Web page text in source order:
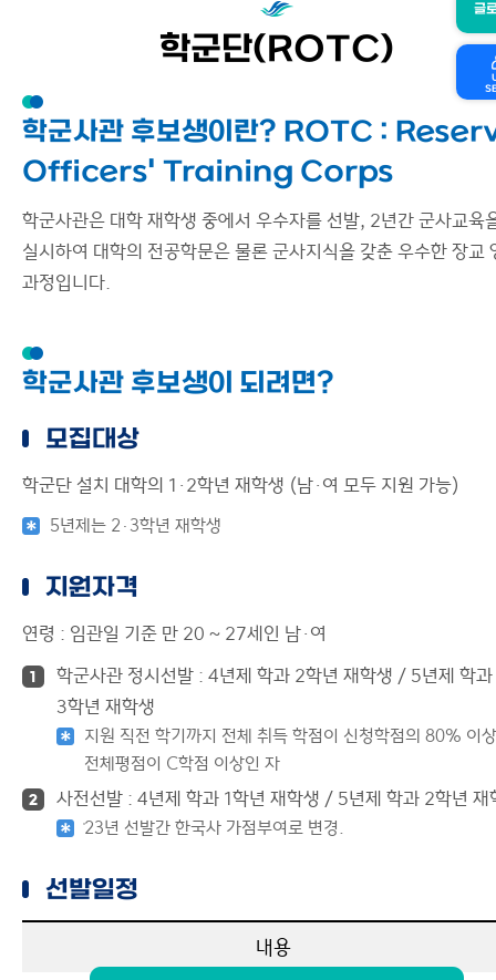
글
학군단(ROTC)
학군사관 후보생이란? ROTC :
Officers' Training Corps
학군사관은 대학 재학생 중에서 우수자를 선발, 2년간 군사교육
실시하여 대학의 전공학문은 물론 군사지식을 갖춘 우수한 장교
과정입니다.
학군사관 후보생이 되려면?
모집대상
학군단 설치 대학의 1·2학년 재학생 (남·여 모두 지원 가능)
5년제는 2·3학년 재학생
지원자격
연령 : 임관일 기준 만 20 ~ 27세인 남·여
1
학군사관 정시선발 : 4년제 학과 2학년 재학생 / 5년제 학과
3학년 재학생
지원 직전 학기까지 전체 취득 학점이 신청학점의 80% 이
전체평점이 C학점 이상인 자
2 사전선발 : 4년제 학과 1학년 재학생 / 5년제 학과 2학년 재
̍23년 선발간 한국사 가점부여로 변경.
선발일정
내용